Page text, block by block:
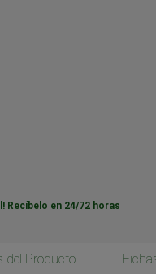
Recíbelo en 24/72 horas
del Producto